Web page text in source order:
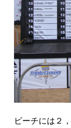
ビーチには２